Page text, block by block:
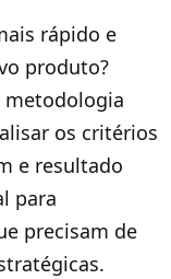
rápido e
produto?
metodologia
os critérios
e resultado
para
precisam de